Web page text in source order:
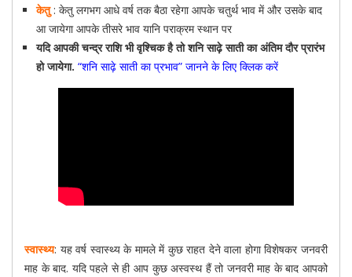
केतु: केतु लगभग आधे वर्ष तक बैठा रहेगा आपके चतुर्थ भाव में और उसके बाद
आ जायेगा आपके तीसरे भाव यानि पराक्रम स्थान पर
यदि आपकी चन्द्र राशि भी वृश्चिक है तो शनि साढ़े साती का अंतिम दौर प्रारंभ
हो जायेगा. “शनि साढ़े साती का प्रभाव” जानने के लिए क्लिक करें
स्वास्थ्य: यह वर्ष स्वास्थ्य के मामले में कुछ राहत देने वाला होगा विशेषकर जनवरी
माह के बाद. यदि पहले से ही आप कुछ अस्वस्थ हैं तो जनवरी माह के बाद आपको